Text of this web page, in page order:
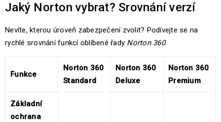
Jaký Norton vybrat? Srovnání verzí
Nevíte, kterou úroveň zabezpečení zvolit? Podívejte se na
rychlé srovnání funkcí oblíbené řady Norton 360.
Funkce
Norton 360
Standard
Norton 360
Deluxe
Norton 360
Premium
Základní
ochrana